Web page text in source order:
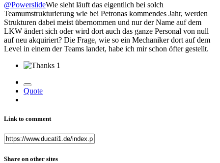
@PowerslideWie sieht läuft das eigentlich bei solch
Teamumstrukturierung wie bei Petronas kommendes Jahr, werden
Strukturen dabei meist übernommen und nur der Name auf dem
LKW ändert sich oder wird dort auch das ganze Personal von null
auf neu akquiriert? Die Frage, wie so ein Mechaniker dort auf dem
Level in einem der Teams landet, habe ich mir schon öfter gestellt.
1
Quote
Link to comment
Share on other sites